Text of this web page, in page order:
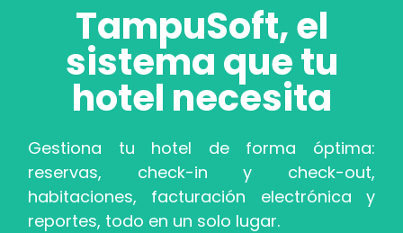
TampuSoft, el
sistema que tu
hotel necesita
Gestiona tu hotel de forma óptima:
reservas, check-in y check-out,
habitaciones, facturación electrónica y
reportes, todo en un solo lugar.